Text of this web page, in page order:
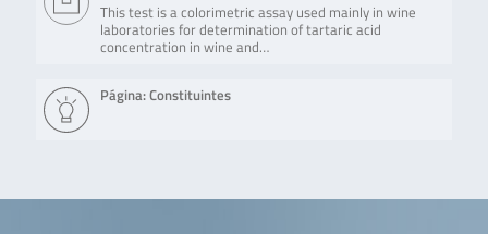
This test is a colorimetric assay used mainly in wine
laboratories for determination of tartaric acid
concentration in wine and…
Página: Constituintes